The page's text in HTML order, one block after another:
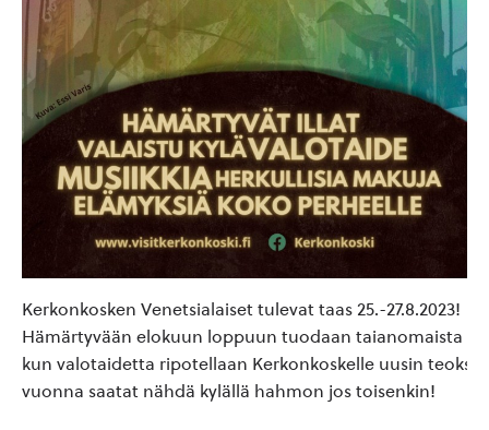
Kerkonkosken Venetsialaiset tulevat taas 25.-27.8.2023!
Hämärtyvään elokuun loppuun tuodaan taianomaista
kun valotaidetta ripotellaan Kerkonkoskelle uusin
vuonna saatat nähdä kylällä hahmon jos toisenkin!